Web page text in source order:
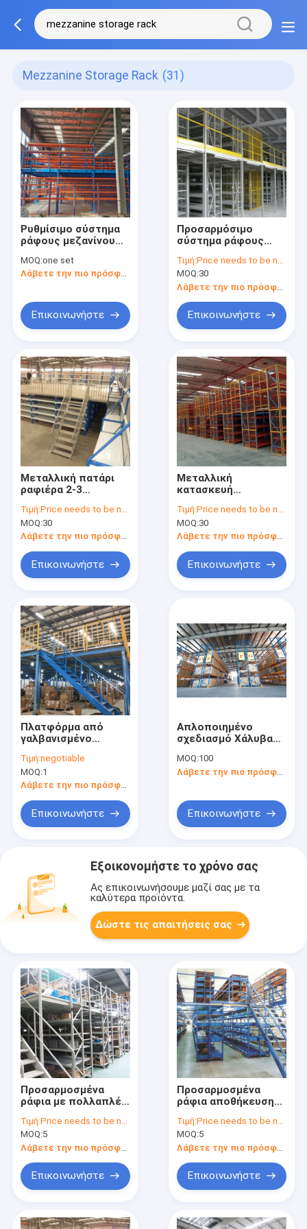
Mezzanine Storage Rack (31)
Ρυθμίσιμο σύστημα
ράφους μεζανίνου
MOQ:one set
Λάβετε την πιο πρόσφατη τιμή
Επικοινωνήστε
Προσαρμόσιμο
σύστημα ράφους
αποθήκευσης
αποθήκης
Τιμή:Price needs to be negotiated
MOQ:30
Επικοινωνήστε
Μεταλλική πατάρι
ραφιέρα 2-3
μεγιστοποίηση του
χώρου της αποθήκης
και αποθήκευση
Τιμή:Price needs to be negotiated
MOQ:30
Λάβετε την πιο πρόσφατη τιμή
Επικοινωνήστε
Μεταλλική
κατασκευή
επιπέδων για
αποθήκευση σε
αποθήκη
Τιμή:Price needs to be negotiated
MOQ:30
Επικοινωνήστε
Πλατφόρμα από
γαλβανισμένο
σχεδιασμό για
σύστημα ραφιών με
πατάρι
Τιμή:negotiable
MOQ:1
Λάβετε την πιο πρόσφατη τιμή
Επικοινωνήστε
Απλοποιημένο
σχεδιασμό Χάλυβα
Βιομηχανικές
αποθήκες ράφια
3000kg
MOQ:100
Επικοινωνήστε
Εξοικονομήστε το χρόνο σας
Ας επικοινωνήσουμε μαζί σας με τα
καλύτερα προϊόντα.
Δώστε τις απαιτήσεις σας
Προσαρμοσμένα
ράφια με πολλαπλές
βιομηχανικό ράφι
ράφι αποθήκευσης
αποθεμάτων
Τιμή:Price needs to be negotiated
MOQ:5
Λάβετε την πιο πρόσφατη τιμή
Επικοινωνήστε
Προσαρμοσμένα
ράφια αποθήκευσης
πάτωμα πλατφόρμα
βαρύ φορτίο
μεζανίνης ράφι
Τιμή:Price needs to be negotiated
MOQ:5
Επικοινωνήστε